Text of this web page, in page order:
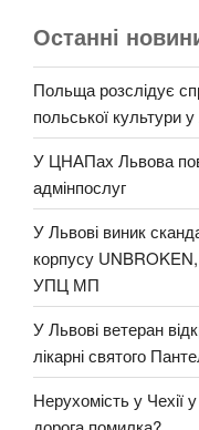
Останні
Польща розслідує
польської культури у
У ЦНАПах Львова
адмінпослуг
У Львові виник
корпусу
УПЦ МП
У Львові ветеран
лікарні святого
Нерухомість у Чехії